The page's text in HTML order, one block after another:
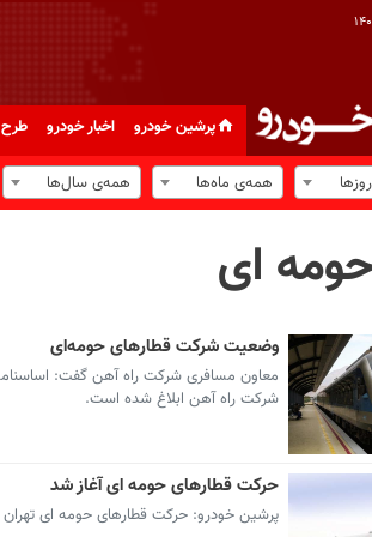
پرشین خودرو اخبار خودرو
همه‌ی ماه‌ها همه‌ی سال‌ها
ای
وضعیت شرکت قطارهای حومه‌ای
معاون مسافری شرکت راه آهن گفت:
شرکت راه آهن ابلاغ شده است.
حرکت قطارهای حومه ای آغاز شد
پرشین خودرو: حرکت قطارهای حومه ای تهران